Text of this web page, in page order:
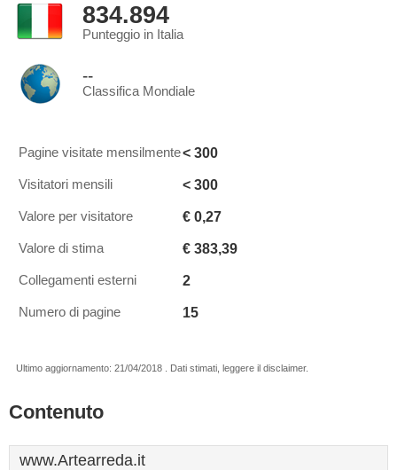
834.894
Punteggio in Italia
--
Classifica Mondiale
Pagine visitate mensilmente< 300
Visitatori mensili < 300
Valore per visitatore € 0,27
Valore di stima € 383,39
Collegamenti esterni 2
Numero di pagine 15
Ultimo aggiornamento: 21/04/2018 . Dati stimati, leggere il disclaimer.
Contenuto
www.Artearreda.it